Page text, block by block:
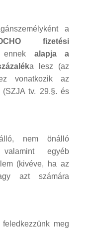
a
fizetési
alapja a
a lesz (az
vonatkozik az
tv. 29.§. és
nem önálló
valamint egyéb
(kivéve, ha az
azt számára
meg